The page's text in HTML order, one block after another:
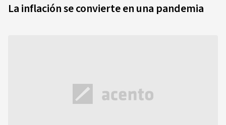
La inflación se convierte en una pandemia